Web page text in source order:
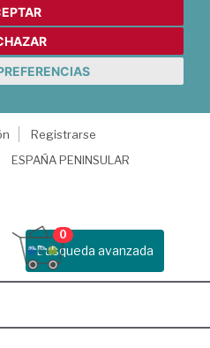
Registrarse
ESPAÑA PENINSULAR
Busqueda avanzada
0